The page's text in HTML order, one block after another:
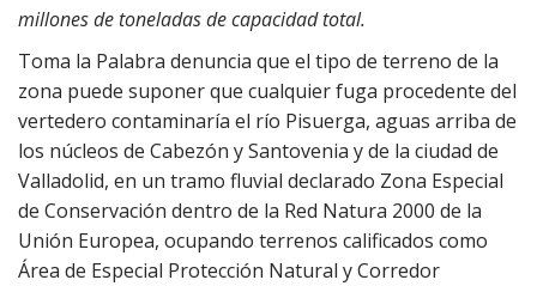
millones de toneladas de capacidad total.
Toma la Palabra denuncia que el tipo de terreno de la
zona puede suponer que cualquier fuga procedente del
vertedero contaminaría el río Pisuerga, aguas arriba de
los núcleos de Cabezón y Santovenia y de la ciudad de
Valladolid, en un tramo fluvial declarado Zona Especial
de Conservación dentro de la Red Natura 2000 de la
Unión Europea, ocupando terrenos calificados como
Área de Especial Protección Natural y Corredor